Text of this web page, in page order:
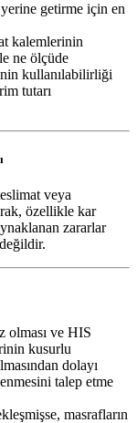
getirme için en
kalemlerinin
ne ölçüde
kullanılabilirliği
tutarı
veya
özellikle kar
zararlar
olması ve HIS
kusurlu
dolayı
talep etme
masrafların